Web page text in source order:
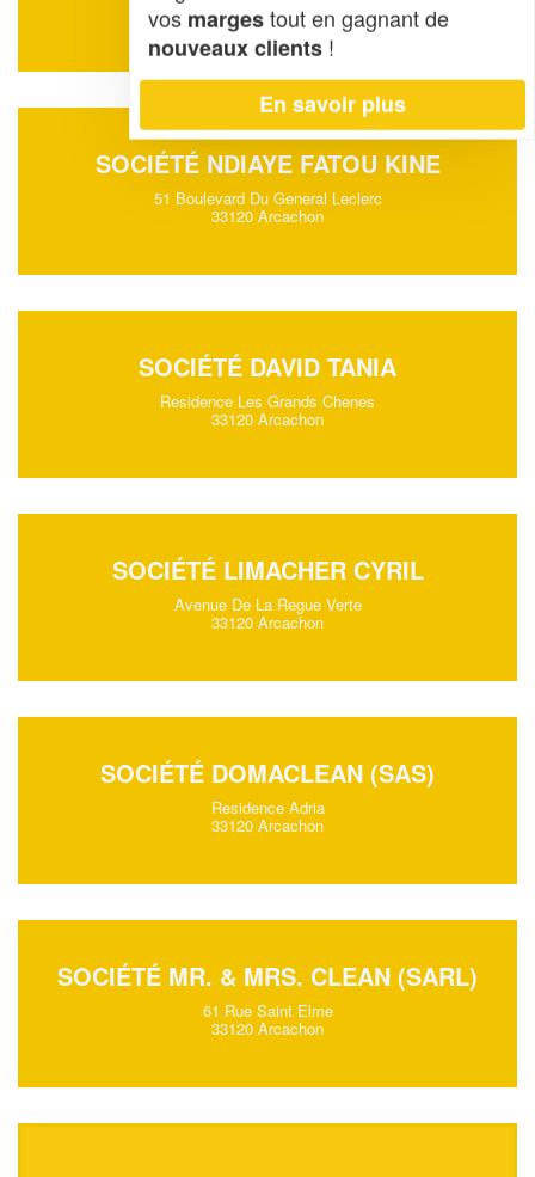
33120 Arcachon
SOCIÉTÉ NDIAYE FATOU KINE
51 Boulevard Du General Leclerc
33120 Arcachon
SOCIÉTÉ DAVID TANIA
Residence Les Grands Chenes
33120 Arcachon
SOCIÉTÉ LIMACHER CYRIL
Avenue De La Regue Verte
33120 Arcachon
SOCIÉTÉ DOMACLEAN (SAS)
Residence Adria
33120 Arcachon
SOCIÉTÉ MR. & MRS. CLEAN (SARL)
61 Rue Saint Elme
33120 Arcachon
vos margestout en gagnant de
nouveaux clients !
En savoir plus